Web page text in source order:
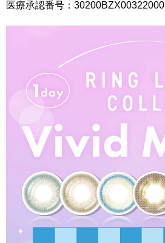
医療承認番号：30200BZX00322000